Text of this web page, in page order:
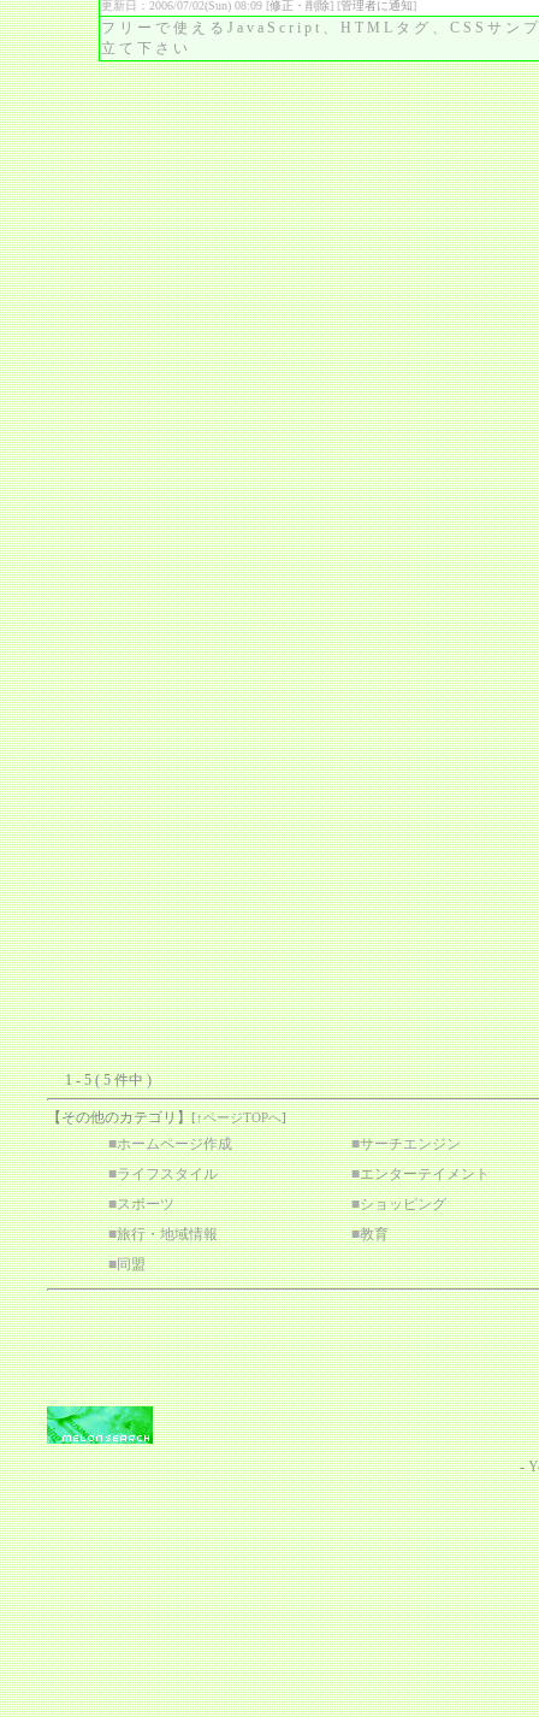
更新日：2006/07/02(Sun) 08:09 [修正・削除] [管理者に通知]
フリーで使えるJavaScript、HTMLタグ、CSSサン
立て下さい
1 - 5 ( 5 件中 )
【その他のカテゴリ】[↑ページTOPへ]
■ホームページ作成 ■サーチエンジン
■ライフスタイル ■エンターテイメント
■スポーツ ■ショッピング
■旅行・地域情報 ■教育
■同盟
-